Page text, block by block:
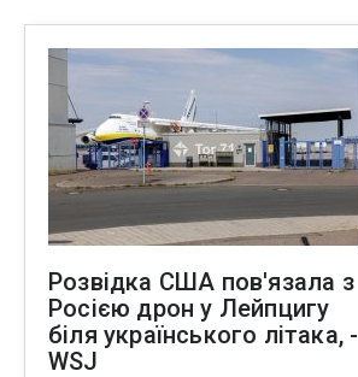
Розвідка США пов'язала з
Росією дрон у Лейпцигу
біля українського літака, -
WSJ